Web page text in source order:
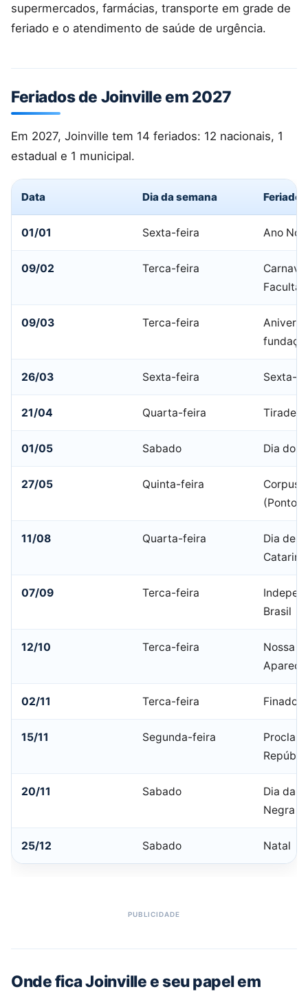
supermercados, farmácias, transporte em grade de
feriado e o atendimento de saúde de urgência.
Feriados de Joinville em 2027
Em 2027, Joinville tem 14 feriados: 12 nacionais, 1
estadual e 1 municipal.
Data Dia da semana Feriado
01/01 Sexta-feira Ano
09/02 Terca-feira
09/03 Terca-feira
26/03 Sexta-feira Sexta-
21/04 Quarta-feira
01/05 Sabado Dia do
27/05 Quinta-feira
Corpus
(Ponto
11/08 Quarta-feira
Dia de
Catarina
07/09 Terca-feira
Brasil
12/10 Terca-feira
Nossa
02/11 Terca-feira Finados
15/11 Segunda-feira
20/11 Sabado
Dia da
Negra
25/12 Sabado Natal
Onde fica Joinville e seu papel em